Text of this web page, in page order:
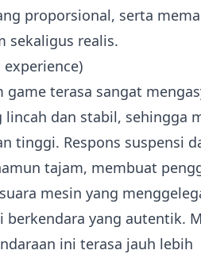
proporsional, serta
sekaligus realis.
terasa sangat
dan stabil, sehingga
tinggi. Respons suspensi
tajam, membuat
mesin yang
berkendara yang autentik.
ini terasa jauh lebih